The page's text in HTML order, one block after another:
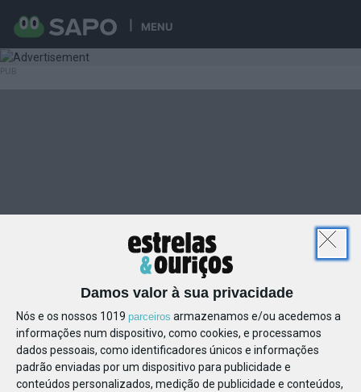
MENU
Damos valor à sua privacidade
Nós e os nossos 1019 parceiros armazenamos e/ou acedemos a
informações num dispositivo, como cookies, e processamos
dados pessoais, como identificadores únicos e informações
padrão enviadas por um dispositivo para publicidade e
conteúdos personalizados, medição de publicidade e conteúdos,